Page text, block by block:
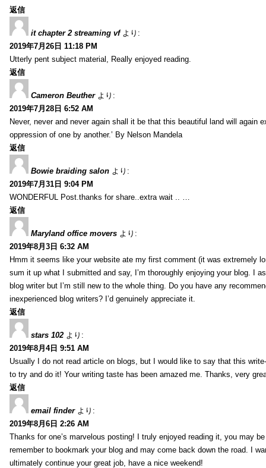
返信
it chapter 2 streaming vf より:
2019年7月26日 11:18 PM
Utterly pent subject material, Really enjoyed reading.
返信
Cameron Beuther より:
2019年7月28日 6:52 AM
Never, never and never again shall it be that this beautiful land will again
oppression of one by another.’ By Nelson Mandela
返信
Bowie braiding salon より:
2019年7月31日 9:04 PM
WONDERFUL Post.thanks for share..extra wait .. …
返信
Maryland office movers より:
2019年8月3日 6:32 AM
Hmm it seems like your website ate my first comment (it was extremely
sum it up what I submitted and say, I’m thoroughly enjoying your blog. I
blog writer but I’m still new to the whole thing. Do you have any
inexperienced blog writers? I’d genuinely appreciate it.
返信
stars 102 より:
2019年8月4日 9:51 AM
Usually I do not read article on blogs, but I would like to say that this
to try and do it! Your writing taste has been amazed me. Thanks, very
返信
email finder より:
2019年8月6日 2:26 AM
Thanks for one’s marvelous posting! I truly enjoyed reading it, you may
remember to bookmark your blog and may come back down the road. I
ultimately continue your great job, have a nice weekend!